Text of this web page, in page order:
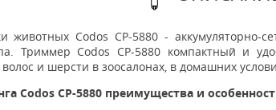
животных Codos CP-5880 - аккумуляторно-
Триммер Codos СР-5880 компактный и
и шерсти в зоосалонах, в домашних
Codos CP-5880 преимущества и